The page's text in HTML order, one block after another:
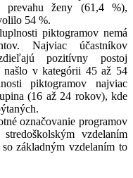
prevahu ženy (61,4 %),
54 %.
piktogramov nemá
Najviac účastníkov
pozitívny postoj
našlo v kategórii 45 až 54
piktogramov najviac
(16 až 24 rokov), kde
označovanie programov
vzdelaním
základným vzdelaním to